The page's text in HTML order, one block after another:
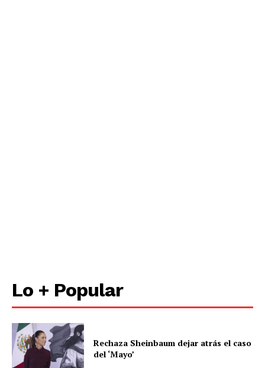
Lo + Popular
Rechaza Sheinbaum dejar atrás el caso
del ‘Mayo’